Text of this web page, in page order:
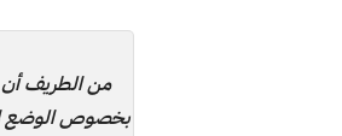
من الطريف أن
بخصوص الوضع